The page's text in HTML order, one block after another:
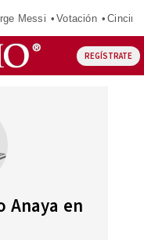
Messi Votación
REGÍSTRATE
Anaya en